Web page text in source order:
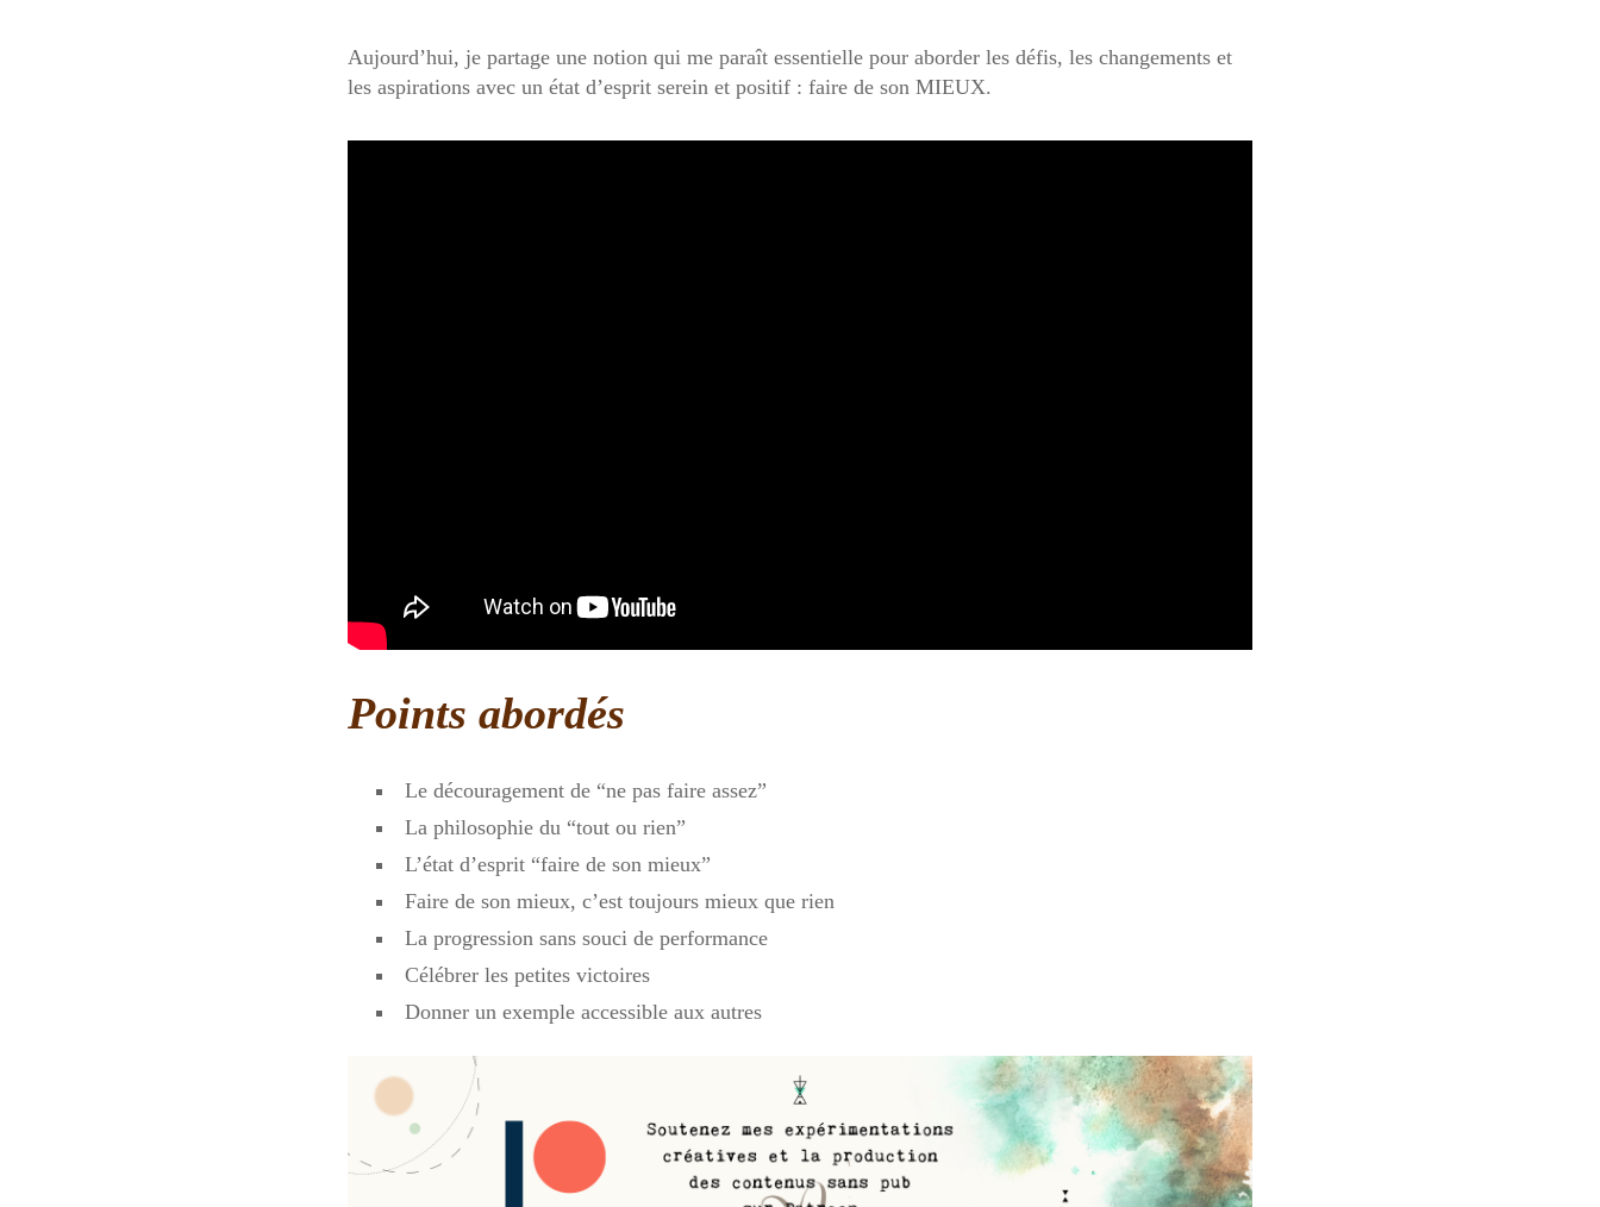
Aujourd’hui, je partage une notion qui me paraît essentielle pour aborder les défis, les changements et
les aspirations avec un état d’esprit serein et positif : faire de son MIEUX.
Points abordés
Le découragement de “ne pas faire assez”
La philosophie du “tout ou rien”
L’état d’esprit “faire de son mieux”
Faire de son mieux, c’est toujours mieux que rien
La progression sans souci de performance
Célébrer les petites victoires
Donner un exemple accessible aux autres